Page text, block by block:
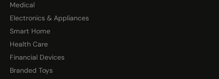
Medical
Electronics & Appliances
Smart Home
Health Care
Financial Devices
Branded Toys